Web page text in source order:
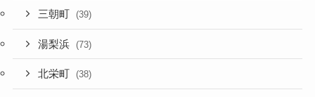
三朝町 (39)
湯梨浜 (73)
北栄町 (38)